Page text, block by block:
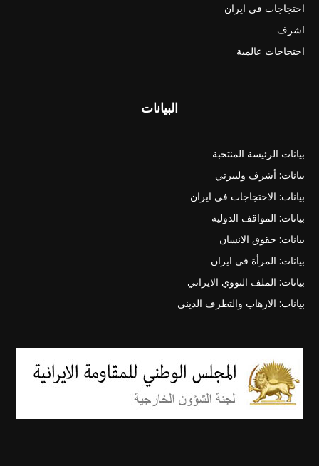
احتجاجات في ايران
اشرف
احتجاجات عالمية
البيانات
بيانات الرئيسة المنتخبة
بيانات: أشرف وليبرتي
بيانات: الاحتجاجات في ايران
بيانات: المواقف الدولية
بيانات: حقوق الانسان
بيانات: المرأة في ايران
بيانات: الملف النووي الايراني
بيانات: الارهاب والتطرف الديني